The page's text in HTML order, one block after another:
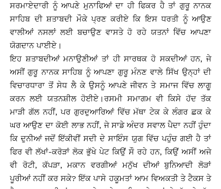
ਸਰਮਾਏਦਾਰੀ ਨੂੰ ਆਪਣੇ ਮੁਨਾਫਿਆਂ ਦਾ ਹੀ ਫਿਕਰ ਹੈ ਤਾਂ ਗੁਰੂ ਨਾਨਕ
ਸਾਹਿਬ ਦੀ ਸ਼ਤਾਬਦੀ ਮੌਕੇ ਪ੍ਰਣ ਕਰੀਏ ਕਿ ਇਸ ਧਰਤੀ ਨੂੰ ਆਉਣ
ਵਾਲੀਆਂ ਨਸਲਾਂ ਲਈ ਬਚਾਉਣ ਵਾਸਤੇ ਹੋ ਰਹੇ ਯਤਨਾਂ ਵਿੱਚ ਆਪਣਾ
ਯੋਗਦਾਨ ਪਾਈਏ।
ਇਹ ਸ਼ਤਾਬਦੀਆਂ ਮਨਾਉਣੀਆਂ ਤਾਂ ਹੀ ਸਾਰਥਕ ਹੋ ਸਕਦੀਆਂ ਹਨ, ਜੇ
ਅਸੀਂ ਗੁਰੂ ਨਾਨਕ ਸਾਹਿਬ ਨੂੰ ਆਪਣਾ ਗੁਰੂ ਮੰਨਣ ਵਾਲੇ ਸਿੱਖ ਉਨ੍ਹਾਂ ਦੀ
ਵਿਚਾਰਧਾਰਾ ਤੋਂ ਸੇਧ ਲੈ ਕੇ ਉਸਨੂੰ ਆਪਣੇ ਜੀਵਨ ਤੇ ਸਮਾਜ ਵਿੱਚ ਲਾਗੂ
ਕਰਨ ਲਈ ਯਤਨਸ਼ੀਲ ਹੋਈਏ।ਰਸਮੀ ਸਮਾਗਮ ਵੀ ਕਿਸੇ ਹੱਦ ਤੱਕ
ਮਾੜੀ ਗੱਲ ਨਹੀਂ, ਪਰ ਗੁਰਦੁਆਰਿਆਂ ਵਿੱਚ ਮੱਥਾ ਟੇਕ ਕੇ ਲੰਗਰ ਛਕ ਕੇ
ਘਰ ਆਉਣ ਦਾ ਕੋਈ ਲਾਭ ਨਹੀਂ, ਜੇ ਸਾਡੇ ਅੰਦਰ ਸਵਾਲ ਪੈਦਾ ਨਹੀਂ ਹੁੰਦਾ
ਕਿ ਦੁਨੀਆਂ ਜਦੋਂ ਇੱਕੀਵੀਂ ਸਦੀ ਦੇ ਸਾਇੰਸ ਯੁਗ ਵਿੱਚ ਪਹੁੰਚ ਗਈ ਹੈ ਤਾਂ
ਫਿਰ ਵੀ ਲੱਖਾਂ-ਕਰੋੜਾਂ ਲੋਕ ਭੁੱਖੇ ਪੇਟ ਕਿਉਂ ਸੌ ਰਹੇ ਹਨ, ਕਿਉਂ ਅਸੀਂ ਅਜੇ
ਵੀ ਰੋਟੀ, ਕੱਪੜਾ, ਮਕਾਨ ਵਰਗੀਆਂ ਮਨੁੱਖ ਦੀਆਂ ਬੁਨਿਆਦੀ ਲੋੜਾਂ
ਪੂਰੀਆਂ ਨਹੀਂ ਕਰ ਸਕੇ? ਇੱਕ ਪਾਸੇ ਹਕੂਮਤਾਂ ਆਮ ਵਿਅਕਤੀ ਤੇ ਟੈਕਸ ਤੇ